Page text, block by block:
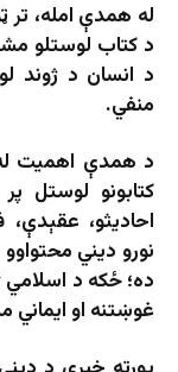
له همدې امله،
د کتاب لوستلو
د انسان د ژوند
منفي.
د همدې اهمیت
کتابونو لوستل
احادیثو، عقېدې،
نورو دیني
ده؛ ځکه د اسلامي
غوښتنه او